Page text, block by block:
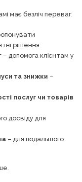
має безліч переваг:
рішення.
– допомога клієнтам у
та знижки –
послуг чи товарів
досвіду для
– для подальшого